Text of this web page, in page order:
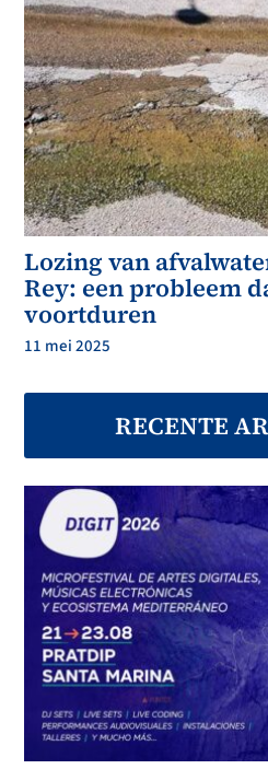
Lozing van
Rey: een probleem
voortduren
11 mei 2025
RECENTE